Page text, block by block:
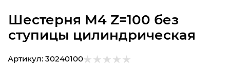
Шестерня M4 Z=100 без
ступицы цилиндрическая
Артикул: 30240100